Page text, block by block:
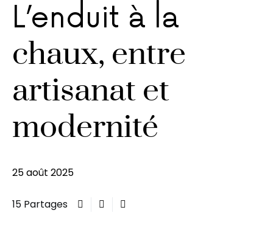
L’enduit à la
chaux, entre
artisanat et
modernité
25 août 2025
15 Partages